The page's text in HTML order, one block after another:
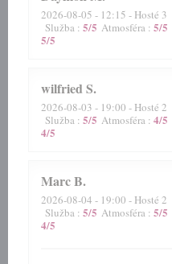
2026-08-05 - 12:15 - Hosté 3
Služba : 5/5 Atmosféra : 5/5
5/5
wilfriedS
2026-08-03 - 19:00 - Hosté 2
Služba : 5/5 Atmosféra : 4/5
4/5
MarcB
2026-08-04 - 19:00 - Hosté 2
Služba : 5/5 Atmosféra : 5/5
4/5